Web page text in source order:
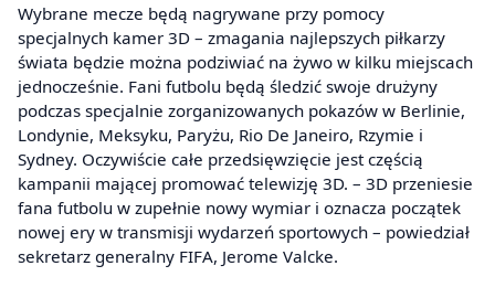
Wybrane mecze będą nagrywane przy pomocy
specjalnych kamer 3D – zmagania najlepszych piłkarzy
świata będzie można podziwiać na żywo w kilku miejscach
jednocześnie. Fani futbolu będą śledzić swoje drużyny
podczas specjalnie zorganizowanych pokazów w Berlinie,
Londynie, Meksyku, Paryżu, Rio De Janeiro, Rzymie i
Sydney. Oczywiście całe przedsięwzięcie jest częścią
kampanii mającej promować telewizję 3D. – 3D przeniesie
fana futbolu w zupełnie nowy wymiar i oznacza początek
nowej ery w transmisji wydarzeń sportowych – powiedział
sekretarz generalny FIFA, Jerome Valcke.